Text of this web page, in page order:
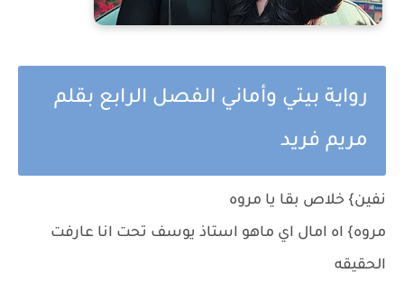
رواية بيتي وأماني الفصل الرابع بقلم
مريم فريد
نفين} خلاص بقا يا مروه
مروه} اه امال اي ماهو استاذ يوسف تحت انا عارفت
الحقيقه